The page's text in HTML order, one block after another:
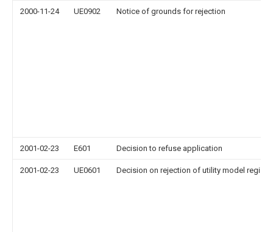
2000-11-24 UE0902 Notice of grounds for rejection
2001-02-23 E601 Decision to refuse application
2001-02-23 UE0601 Decision on rejection of utility model